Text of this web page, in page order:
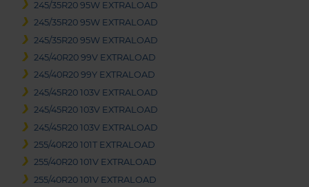
245/35R20 95W EXTRALOAD
245/35R20 95W EXTRALOAD
245/35R20 95W EXTRALOAD
245/40R20 99V EXTRALOAD
245/40R20 99Y EXTRALOAD
245/45R20 103V EXTRALOAD
245/45R20 103V EXTRALOAD
245/45R20 103V EXTRALOAD
255/40R20 101T EXTRALOAD
255/40R20 101V EXTRALOAD
255/40R20 101V EXTRALOAD